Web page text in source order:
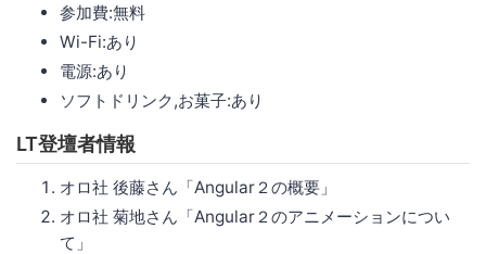
参加費:無料
Wi-Fi:あり
電源:あり
ソフトドリンク,お菓子:あり
LT登壇者情報
オロ社 後藤さん「Angular２の概要」
オロ社 菊地さん「Angular２のアニメーションについ
て」